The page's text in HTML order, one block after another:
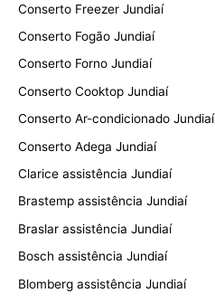
Conserto Freezer Jundiaí
Conserto Fogão Jundiaí
Conserto Forno Jundiaí
Conserto Cooktop Jundiaí
Conserto Ar-condicionado Jundiaí
Conserto Adega Jundiaí
Clarice assistência Jundiaí
Brastemp assistência Jundiaí
Braslar assistência Jundiaí
Bosch assistência Jundiaí
Blomberg assistência Jundiaí